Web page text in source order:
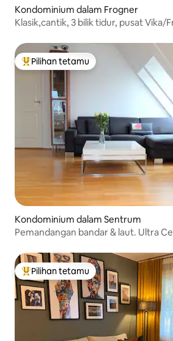
Kondominium dalam Frogner
Klasik,cantik, 3 bilik tidur, pusat Vika/
Pilihan utama tetamu
Pilihan tetamu
Kondominium dalam Sentrum
Pemandangan bandar & laut. Ultra
Pilihan utama tetamu
Pilihan tetamu